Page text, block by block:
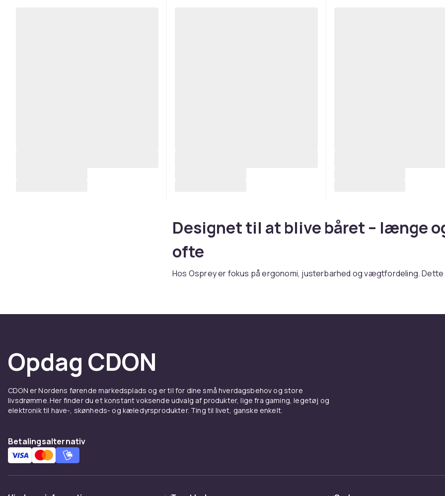
Designet til at blive båret – længe
ofte
Hos Osprey er fokus på ergonomi, justerbarhed og vægtfordeling.
ekspeditionsrygsække – er der noget for ethvert bevægelsesmønster
livsstil.
Osprey arbejder langsigtet – både inden for kvalitet og bæredygtighed.
Opdag CDON
CDON er Nordens førende markedsplads og er til for dine små hverdagsbehov og store
livsdrømme. Her finder du et konstant voksende udvalg af produkter, lige fra gaming, legetøj og
elektronik til have-, skønheds- og kæledyrsprodukter. Ting til livet, ganske enkelt.
Betalingsalternativ